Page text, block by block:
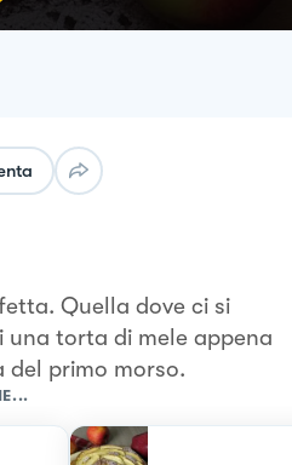
Quella dove ci si
torta di mele appena
primo morso.